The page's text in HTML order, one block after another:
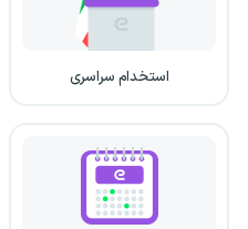
استخدام سراسری